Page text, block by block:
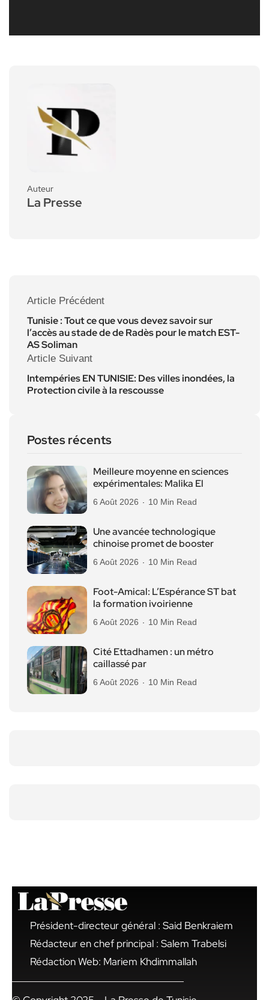
Auteur
La Presse
Article Précédent
Tunisie : Tout ce que vous devez savoir sur
l’accès au stade de de Radès pour le match EST-
AS Soliman
Article Suivant
Intempéries EN TUNISIE: Des villes inondées, la
Protection civile à la rescousse
Postes récents
Meilleure moyenne en sciences
expérimentales: Malika El
6 Août 2026 10 Min Read
Une avancée technologique
chinoise promet de booster
6 Août 2026 10 Min Read
Foot-Amical: L’Espérance ST bat
la formation ivoirienne
6 Août 2026 10 Min Read
Cité Ettadhamen : un métro
caillassé par
6 Août 2026 10 Min Read
Président-directeur général : Said Benkraiem
Rédacteur en chef principal : Salem Trabelsi
Rédaction Web: Mariem Khdimmallah